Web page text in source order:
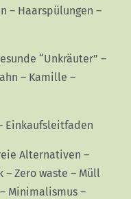
– Haarspülungen –
“Unkräuter” –
– Kamille –
Einkaufsleitfaden
Alternativen –
– Zero waste – Müll
– Minimalismus –